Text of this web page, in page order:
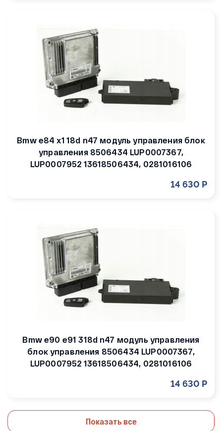
Bmw e84 x1 18d n47 модуль управления блок
управления 8506434 LUP0007367,
LUP0007952 13618506434, 0281016106
14 630 Р
Bmw e90 e91 318d n47 модуль управления
блок управления 8506434 LUP0007367,
LUP0007952 13618506434, 0281016106
14 630 Р
Показать все